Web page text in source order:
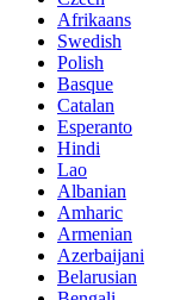
Afrikaans
Swedish
Polish
Basque
Catalan
Esperanto
Hindi
Lao
Albanian
Amharic
Armenian
Azerbaijani
Belarusian